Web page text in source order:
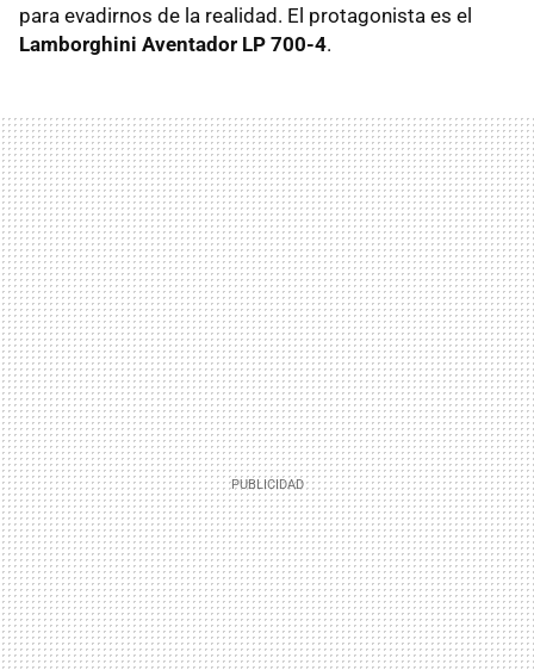
para evadirnos de la realidad. El protagonista es el
Lamborghini Aventador LP 700-4.